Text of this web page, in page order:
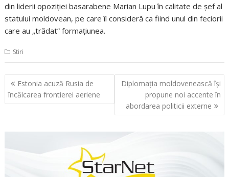
din liderii opoziţiei basarabene Marian Lupu în calitate de şef al
statului moldovean, pe care îl consideră ca fiind unul din feciorii
care au „trădat” formaţiunea.
Stiri
Navigare
în
articole
Estonia acuză Rusia de
încălcarea frontierei aeriene
Diplomaţia moldovenească îşi
propune noi accente în
abordarea politicii externe